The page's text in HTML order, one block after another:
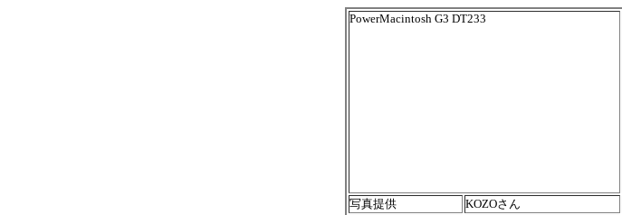
PowerMacintosh G3 DT233
写真提供 KOZOさん